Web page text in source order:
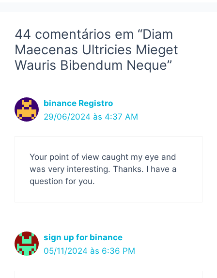
44 comentários em “Diam
Maecenas Ultricies Mieget
Wauris Bibendum Neque”
binance Registro
29/06/2024 às 4:37 AM
Your point of view caught my eye and
was very interesting. Thanks. I have a
question for you.
sign up for binance
05/11/2024 às 6:36 PM